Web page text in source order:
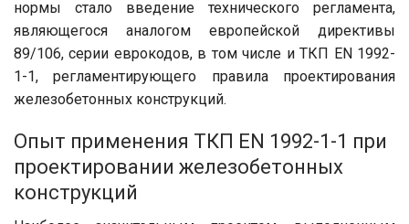
нормы стало введение технического регламента,
являющегося аналогом европейской директивы
89/106, серии еврокодов, в том числе и ТКП EN 1992-
1-1, регламентирующего правила проектирования
железобетонных конструкций.
Опыт применения ТКП EN 1992-1-1 при
проектировании железобетонных
конструкций